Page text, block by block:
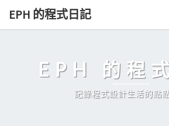
Skip
EPH 的程式日記
EPH 的程
記錄程式設計生活的點